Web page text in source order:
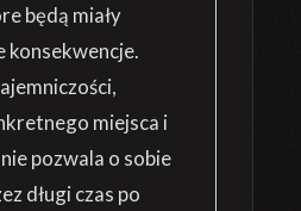
będą miały
konsekwencje.
miejsca i
pozwala o sobie
długi czas po